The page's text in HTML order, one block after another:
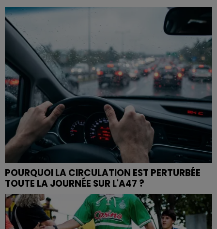
POURQUOI LA CIRCULATION EST PERTURBÉE
TOUTE LA JOURNÉE SUR L'A47 ?